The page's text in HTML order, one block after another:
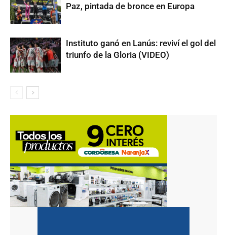
Paz, pintada de bronce en Europa
Instituto ganó en Lanús: reviví el gol del
triunfo de la Gloria (VIDEO)